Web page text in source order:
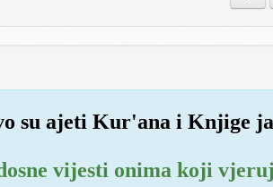
su ajeti Kur'ana i Knjige
vijesti onima koji